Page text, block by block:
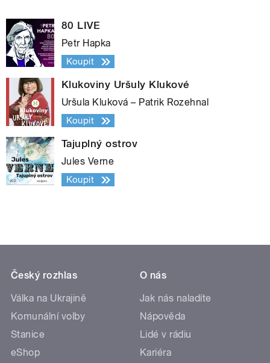
80 LIVE
Petr Hapka
Koupit
Klukoviny Uršuly Klukové
Uršula Kluková – Patrik Rozehnal
Koupit
Tajuplný ostrov
Jules Verne
Koupit
Český rozhlas
Válka na Ukrajině
Komunální volby
Stanice
eShop
O nás
Jak nás naladíte
Nápověda
Lidé v rádiu
Kariéra